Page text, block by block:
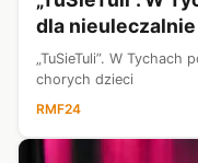
dla
„TuSieTuli”. W
chorych dzieci
RMF24